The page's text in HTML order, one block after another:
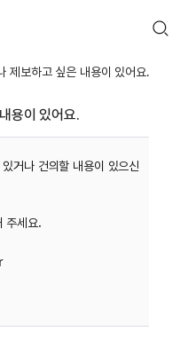
제보하고 싶은 내용이 있어요.
용이 있어요.
거나 건의할 내용이 있으신
주세요.